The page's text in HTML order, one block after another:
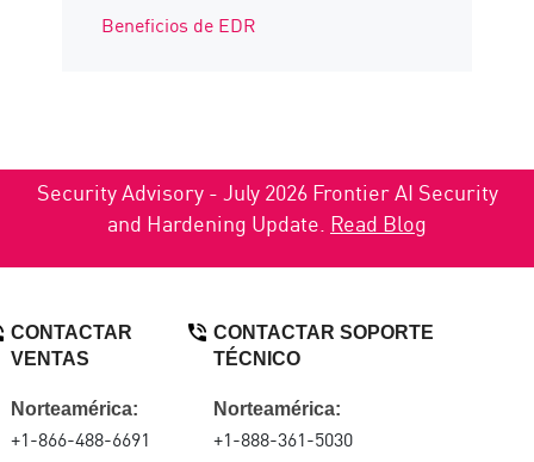
Beneficios de EDR
Security Advisory - July 2026 Frontier AI Security
and Hardening Update. Read Blog
CONTACTAR
VENTAS
Norteamérica:
+1-866-488-6691
CONTACTAR SOPORTE
TÉCNICO
Norteamérica:
+1-888-361-5030